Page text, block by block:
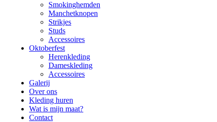
Smokinghemden
Manchetknopen
Strikjes
Studs
Accessoires
Oktoberfest
Herenkleding
Dameskleding
Accessoires
Galerij
Over ons
Kleding huren
Wat is mijn maat?
Contact